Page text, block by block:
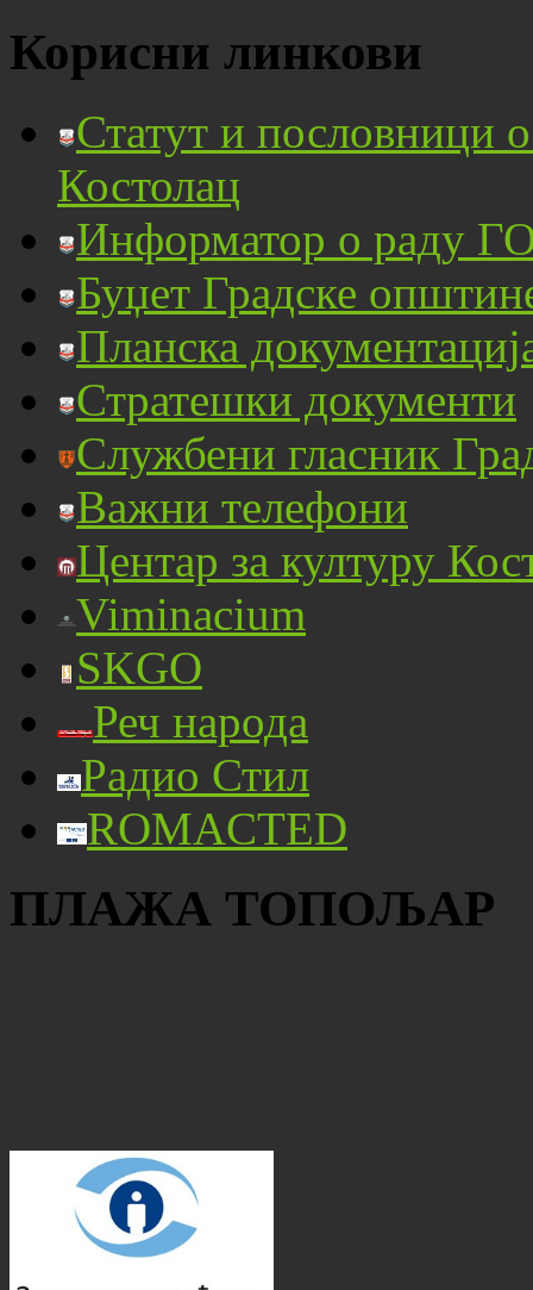
Корисни линкови
Статут и пословници
Костолац
Информатор о раду
Буџет Градске
Планска
Стратешки документи
Службени гласник
Важни телефони
Центар за културу
Viminacium
SKGO
Реч народа
Радио Стил
ROMACTED
ПЛАЖА ТОПОЉАР